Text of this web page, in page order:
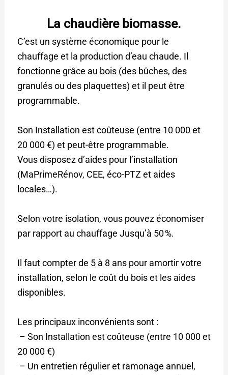
La chaudière biomasse.
C’est un système économique pour le
chauffage et la production d’eau chaude. Il
fonctionne grâce au bois (des bûches, des
granulés ou des plaquettes) et il peut être
programmable.
Son Installation est coûteuse (entre 10 000 et
20 000 €) et peut-être programmable.
Vous disposez d’aides pour l’installation
(MaPrimeRénov, CEE, éco-PTZ et aides
locales…).
Selon votre isolation, vous pouvez économiser
par rapport au chauffage Jusqu’à 50 %.
Il faut compter de 5 à 8 ans pour amortir votre
installation, selon le coût du bois et les aides
disponibles.
Les principaux inconvénients sont :
– Son Installation est coûteuse (entre 10 000 et
20 000 €)
– Un entretien régulier et ramonage annuel,